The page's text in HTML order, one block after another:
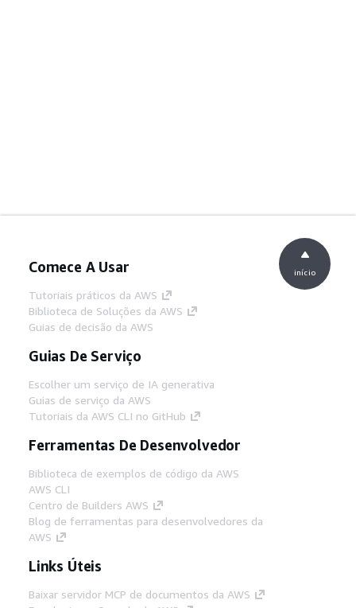
Comece A Usar
Tutoriais práticos da AWS
Biblioteca de Soluções da AWS
Guias de decisão da AWS
Guias De Serviço
Escolher um serviço de IA generativa
Guias de serviço da AWS
Tutoriais da AWS CLI no GitHub
Ferramentas De Desenvolvedor
Biblioteca de exemplos de código da AWS
AWS CLI
Centro de Builders AWS
Blog de ferramentas para desenvolvedores da
AWS
Links Úteis
Baixar servidor MCP de documentos da AWS
início